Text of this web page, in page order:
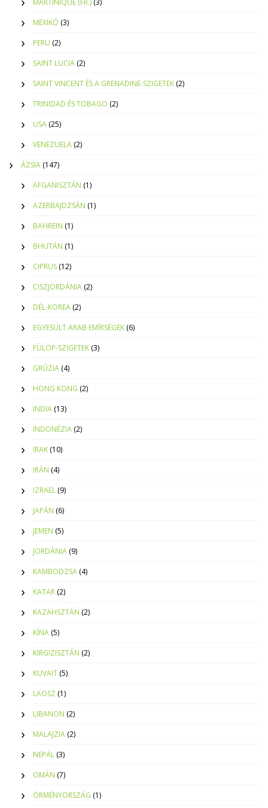
MARTINIQUE (FR.) (3)
MEXIKÓ (3)
PERU (2)
SAINT LUCIA (2)
SAINT VINCENT ÉS A GRENADINE-SZIGETEK (2)
TRINIDAD ÉS TOBAGO (2)
USA (25)
VENEZUELA (2)
ÁZSIA (147)
AFGANISZTÁN (1)
AZERBAJDZSÁN (1)
BAHREIN (1)
BHUTÁN (1)
CIPRUS (12)
CISZJORDÁNIA (2)
DÉL-KOREA (2)
EGYESÜLT ARAB EMÍRSÉGEK (6)
FÜLÖP-SZIGETEK (3)
GRÚZIA (4)
HONG KONG (2)
INDIA (13)
INDONÉZIA (2)
IRAK (10)
IRÁN (4)
IZRAEL (9)
JAPÁN (6)
JEMEN (5)
JORDÁNIA (9)
KAMBODZSA (4)
KATAR (2)
KAZAHSZTÁN (2)
KÍNA (5)
KIRGIZISZTÁN (2)
KUVAIT (5)
LAOSZ (1)
LIBANON (2)
MALAJZIA (2)
NEPÁL (3)
OMÁN (7)
ÖRMÉNYORSZÁG (1)